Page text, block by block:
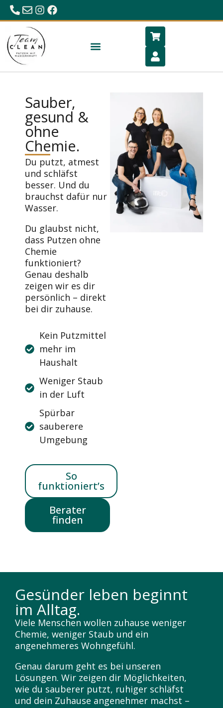
0680/23 86 984
office@hygiene-schlafen.com
Sauber,
gesund &
ohne
Chemie.
Du putzt, atmest
und schläfst
besser. Und du
brauchst dafür nur
Wasser.
Du glaubst nicht,
dass Putzen ohne
Chemie
funktioniert?
Genau deshalb
zeigen wir es dir
persönlich – direkt
bei dir zuhause.
Kein Putzmittel
mehr im
Haushalt
Weniger Staub
in der Luft
Spürbar
sauberere
Umgebung
So
funktioniert’s
Berater
finden
Gesünder leben beginnt
im Alltag.
Viele Menschen wollen zuhause weniger
Chemie, weniger Staub und ein
angenehmeres Wohngefühl.
Genau darum geht es bei unseren
Lösungen. Wir zeigen dir Möglichkeiten,
wie du sauberer putzt, ruhiger schläfst
und dein Zuhause angenehmer machst –